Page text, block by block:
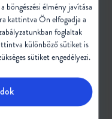
böngészési élmény javítása
kattintva Ön elfogadja a
foglaltak
különböző sütiket is
sütiket engedélyezi.
birtokában,